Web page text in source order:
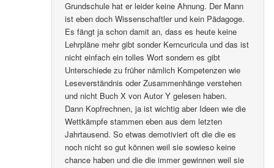
Grundschule hat er leider keine Ahnung. Der Mann
ist eben doch Wissenschaftler und kein Pädagoge.
Es fängt ja schon damit an, dass es heute keine
Lehrpläne mehr gibt sonder Kerncuricula und das ist
nicht einfach ein tolles Wort sondern es gibt
Unterschiede zu früher nämlich Kompetenzen wie
Leseverständnis oder Zusammenhänge verstehen
und nicht Buch X von Autor Y gelesen haben.
Dann Kopfrechnen, ja ist wichtig aber Ideen wie die
Wettkämpfe stammen eben aus dem letzten
Jahrtausend. So etwas demotiviert oft die die es
noch nicht so gut können weil sie sowieso keine
chance haben und die die immer gewinnen weil sie